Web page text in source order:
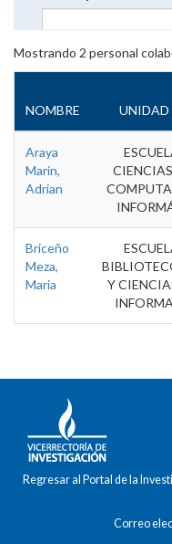
Mostrando 2 personal
NOMBRE UNIDAD
Araya
Marin,
Adrian
Briceño
Meza,
Maria
Y
Regresar al Portal de la
Correo